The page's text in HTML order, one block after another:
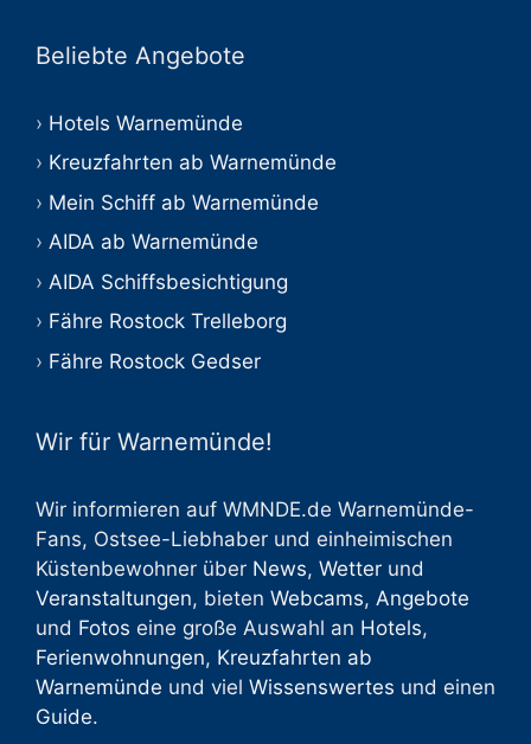
Beliebte Angebote
Hotels Warnemünde
Kreuzfahrten ab Warnemünde
Mein Schiff ab Warnemünde
AIDA ab Warnemünde
AIDA Schiffsbesichtigung
Fähre Rostock Trelleborg
Fähre Rostock Gedser
Wir für Warnemünde!
Wir informieren auf WMNDE.de Warnemünde-
Fans, Ostsee-Liebhaber und einheimischen
Küstenbewohner über News, Wetter und
Veranstaltungen, bieten Webcams, Angebote
und Fotos eine große Auswahl an Hotels,
Ferienwohnungen, Kreuzfahrten ab
Warnemünde und viel Wissenswertes und einen
Guide.